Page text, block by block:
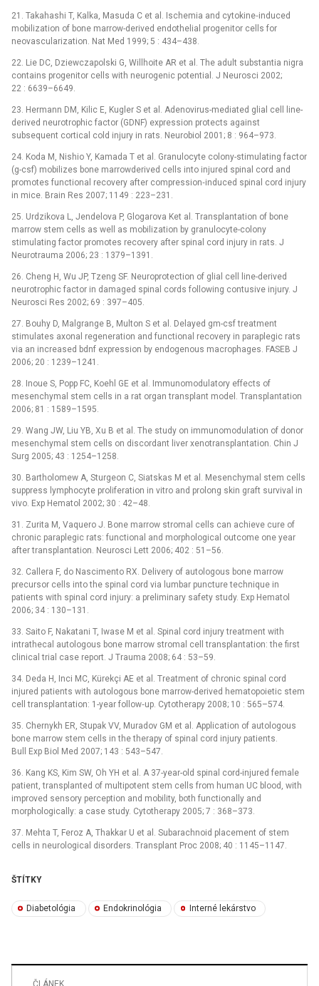
21. Takahashi T, Kalka, Masuda C et al. Ischemia and cytokine‑induced
mobilization of bone marrow-derived endothelial progenitor cells for
neovascularization. Nat Med 1999; 5 : 434–438.
22. Lie DC, Dziewczapolski G, Willhoite AR et al. The adult substantia nigra
contains progenitor cells with neurogenic potential. J Neurosci 2002;
22 : 6639–6649.
23. Hermann DM, Kilic E, Kugler S et al. Adenovirus-mediated glial cell line-
derived neurotrophic factor (GDNF) expression protects against
subsequent cortical cold injury in rats. Neurobiol 2001; 8 : 964–973.
24. Koda M, Nishio Y, Kamada T et al. Granulocyte colony-stimulating factor
(g-csf) mobilizes bone marrowderived cells into injured spinal cord and
promotes functional recovery after compression‑induced spinal cord injury
in mice. Brain Res 2007; 1149 : 223–231.
25. Urdzikova L, Jendelova P, Glogarova Ket al. Transplantation of bone
marrow stem cells as well as mobilization by granulocyte-colony
stimulating factor promotes recovery after spinal cord injury in rats. J
Neurotrauma 2006; 23 : 1379–1391.
26. Cheng H, Wu JP, Tzeng SF. Neuroprotection of glial cell line-derived
neurotrophic factor in damaged spinal cords following contusive injury. J
Neurosci Res 2002; 69 : 397–405.
27. Bouhy D, Malgrange B, Multon S et al. Delayed gm-csf treatment
stimulates axonal regeneration and functional recovery in paraplegic rats
via an increased bdnf expression by endogenous macrophages. FASEB J
2006; 20 : 1239–1241.
28. Inoue S, Popp FC, Koehl GE et al. Immunomodulatory effects of
mesenchymal stem cells in a rat organ transplant model. Transplantation
2006; 81 : 1589–1595.
29. Wang JW, Liu YB, Xu B et al. The study on immunomodulation of donor
mesenchymal stem cells on discordant liver xenotransplantation. Chin J
Surg 2005; 43 : 1254–1258.
30. Bartholomew A, Sturgeon C, Siatskas M et al. Mesenchymal stem cells
suppress lymphocyte proliferation in vitro and prolong skin graft survival in
vivo. Exp Hematol 2002; 30 : 42–48.
31. Zurita M, Vaquero J. Bone marrow stromal cells can achieve cure of
chronic paraplegic rats: functional and morphological outcome one year
after transplantation. Neurosci Lett 2006; 402 : 51–56.
32. Callera F, do Nascimento RX. Delivery of autologous bone marrow
precursor cells into the spinal cord via lumbar puncture technique in
patients with spinal cord injury: a preliminary safety study. Exp Hematol
2006; 34 : 130–131.
33. Saito F, Nakatani T, Iwase M et al. Spinal cord injury treatment with
intrathecal autologous bone marrow stromal cell transplantation: the first
clinical trial case report. J Trauma 2008; 64 : 53–59.
34. Deda H, Inci MC, Kürekçi AE et al. Treatment of chronic spinal cord
injured patients with autologous bone marrow-derived hematopoietic stem
cell transplantation: 1-year follow‑up. Cytotherapy 2008; 10 : 565–574.
35. Chernykh ER, Stupak VV, Muradov GM et al. Application of autologous
bone marrow stem cells in the therapy of spinal cord injury patients.
Bull Exp Biol Med 2007; 143 : 543–547.
36. Kang KS, Kim SW, Oh YH et al. A 37-year-old spinal cord-injured female
patient, transplanted of multipotent stem cells from human UC blood, with
improved sensory perception and mobility, both functionally and
morphologically: a case study. Cytotherapy 2005; 7 : 368–373.
37. Mehta T, Feroz A, Thakkar U et al. Subarachnoid placement of stem
cells in neurological disorders. Transplant Proc 2008; 40 : 1145–1147.
ŠTÍTKY
Diabetológia Endokrinológia Interné lekárstvo
ČLÁNEK